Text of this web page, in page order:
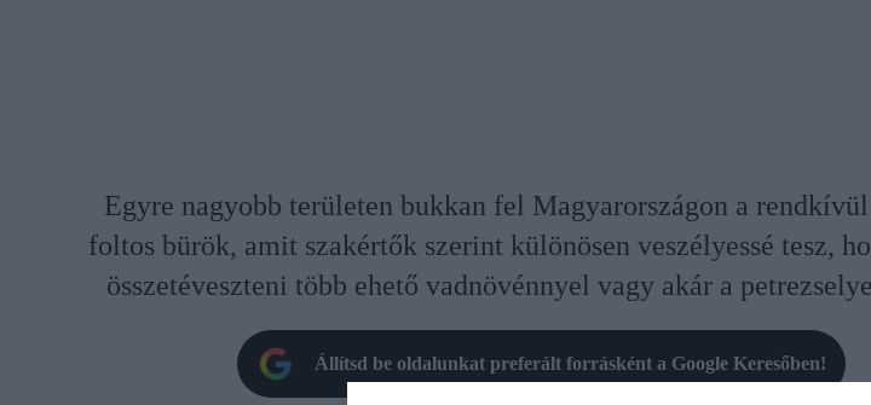
Egyre nagyobb területen bukkan fel Magyarországon a
foltos bürök, amit szakértők szerint különösen veszélyessé tesz,
összetéveszteni több ehető vadnövénnyel vagy akár a
Állítsd be oldalunkat preferált forrásként a Google Keresőben!